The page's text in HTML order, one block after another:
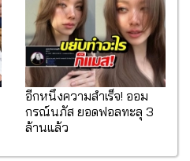
อีกหนึ่งความสำเร็จ! ออม
กรณ์นภัส ยอดฟอลทะลุ 3
ล้านแล้ว